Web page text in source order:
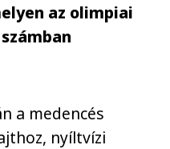
az olimpiai
a medencés
nyíltvízi